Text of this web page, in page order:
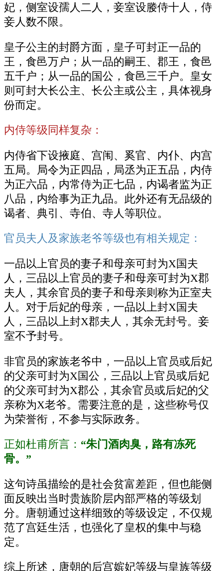
妃，侧室设孺人二人，妾室设媵侍十人，侍
妾人数不限。
皇子公主的封爵方面，皇子可封正一品的
王，食邑万户；从一品的嗣王、郡王，食邑
五千户；从一品的国公，食邑三千户。皇女
则可封大长公主、长公主或公主，具体视身
份而定。
内侍等级同样复杂：
内侍省下设掖庭、宫闱、奚官、内仆、内宫
五局。局令为正四品，局丞为正五品，内侍
为正六品，内常侍为正七品，内谒者监为正
八品，内给事为正九品。此外还有无品级的
谒者、典引、寺伯、寺人等职位。
官员夫人及家族老爷等级也有相关规定：
一品以上官员的妻子和母亲可封为X国夫
人，三品以上官员的妻子和母亲可封为X郡
夫人，其余官员的妻子和母亲则称为正室夫
人。对于后妃的母亲，一品以上封X国夫
人，三品以上封X郡夫人，其余无封号。妾
室不予封号。
非官员的家族老爷中，一品以上官员或后妃
的父亲可封为X国公，三品以上官员或后妃
的父亲可封为X郡公，其余官员或后妃的父
亲称为X老爷。需要注意的是，这些称号仅
为荣誉衔，不参与实际政务。
正如杜甫所言： “朱门酒肉臭，路有冻死
骨。”
这句诗虽描绘的是社会贫富差距，但也能侧
面反映出当时贵族阶层内部严格的等级划
分。唐朝通过这样细致的等级设定，不仅规
范了宫廷生活，也强化了皇权的集中与稳
定。
综上所述，唐朝的后宫嫔妃等级与皇族等级